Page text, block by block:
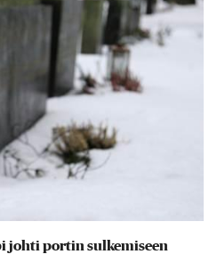
johti portin sulkemiseen